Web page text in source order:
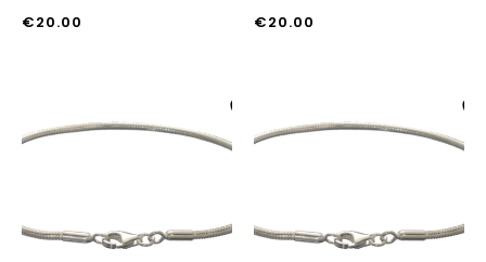
€20.00 €20.00